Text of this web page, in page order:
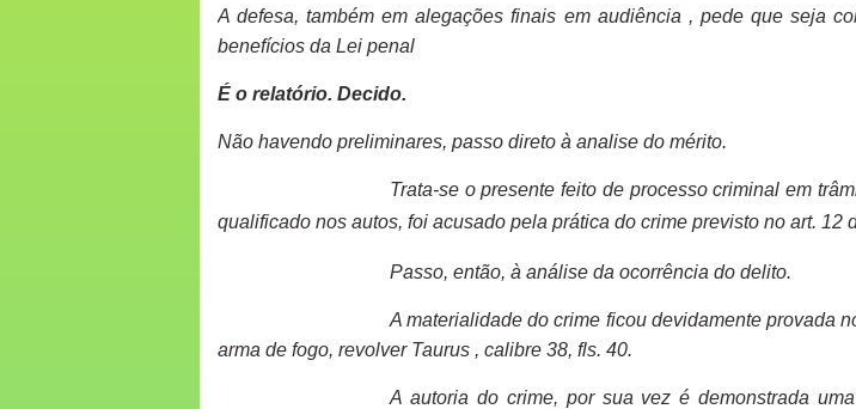
A defesa, também em alegações finais em audiência , pede que seja
benefícios da Lei penal
É o relatório. Decido.
Não havendo preliminares, passo direto à analise do mérito.
Trata-se o presente feito de processo criminal em
qualificado nos autos, foi acusado pela prática do crime previsto no art. 12
Passo, então, à análise da ocorrência do delito.
A materialidade do crime ficou devidamente provada
arma de fogo, revolver Taurus , calibre 38, fls. 40.
A autoria do crime, por sua vez é demonstrada